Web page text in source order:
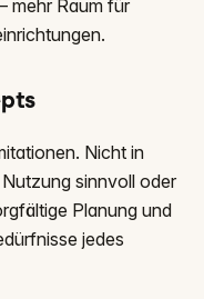
mehr Raum für
Nicht in
sinnvoll oder
Planung und
jedes